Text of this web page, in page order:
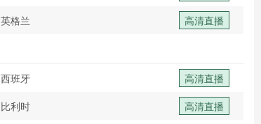
英格兰 高清直播
西班牙
高清直播
比利时 高清直播